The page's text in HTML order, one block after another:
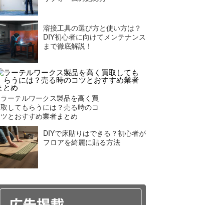
溶接工具の選び方と使い方は？
DIY初心者に向けてメンテナンス
まで徹底解説！
ラーテルワークス製品を高く買
取してもらうには？売る時のコ
ツとおすすめ業者まとめ
DIYで床貼りはできる？初心者が
フロアを綺麗に貼る方法